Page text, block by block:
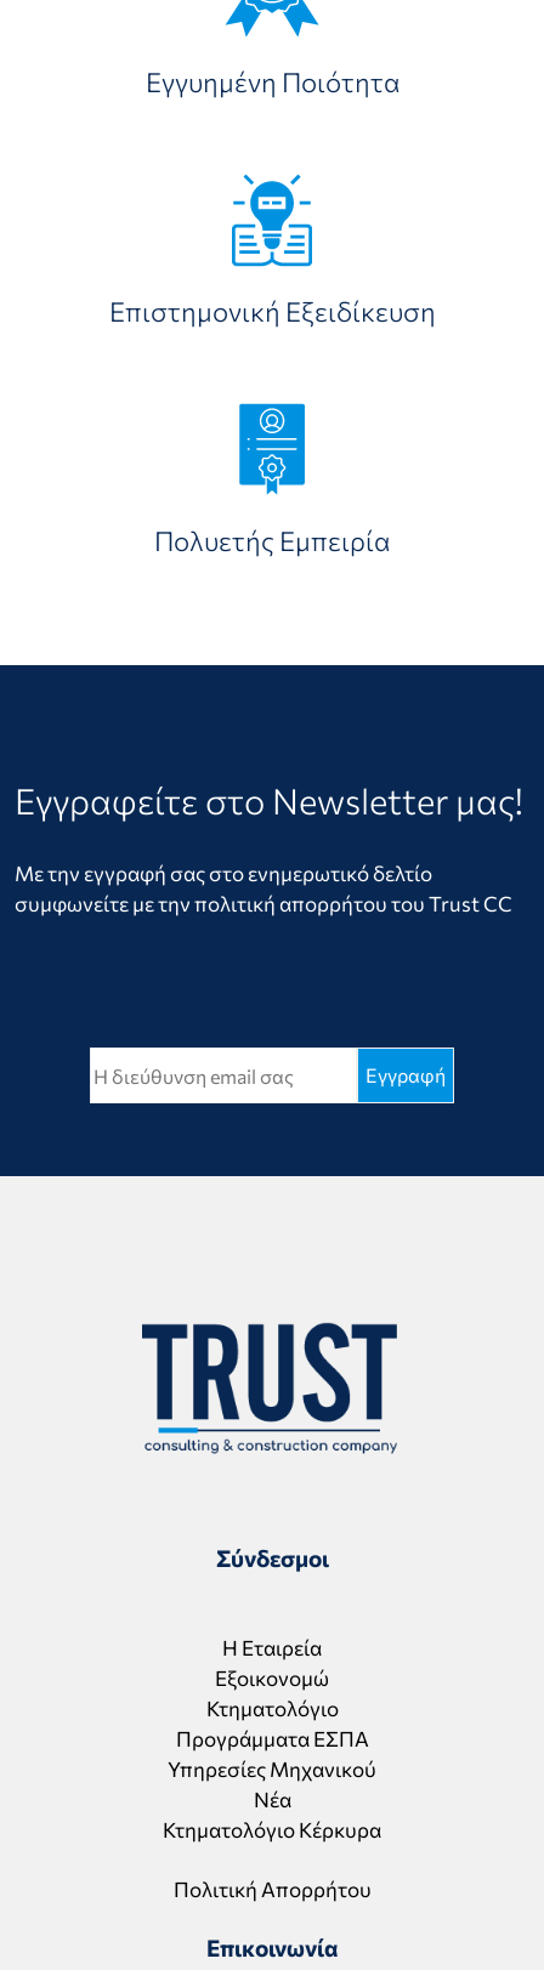
Εγγυημένη Ποιότητα
Επιστημονική Εξειδίκευση
Πολυετής Εμπειρία
Εγγραφείτε στο Newsletter μας!
Με την εγγραφή σας στο ενημερωτικό δελτίο
συμφωνείτε με την πολιτική απορρήτου του Trust CC
Σύνδεσμοι
Η Εταιρεία
Εξοικονομώ
Κτηματολόγιο
Προγράμματα ΕΣΠΑ
Υπηρεσίες Μηχανικού
Νέα
Κτηματολόγιο Κέρκυρα
Πολιτική Απορρήτου
Επικοινωνία